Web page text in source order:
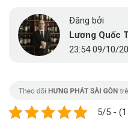
Đăng bởi
Lương Quốc
23:54 09/10/
5/5 -